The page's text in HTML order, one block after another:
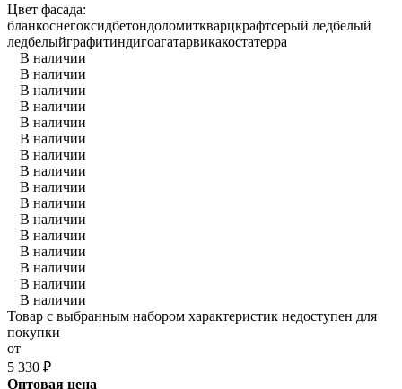
Цвет фасада:
бланкоснегоксидбетондоломиткварцкрафтсерый ледбелый
ледбелыйграфитиндигоагатарвикакостатерра
В наличии
В наличии
В наличии
В наличии
В наличии
В наличии
В наличии
В наличии
В наличии
В наличии
В наличии
В наличии
В наличии
В наличии
В наличии
В наличии
Товар с выбранным набором характеристик недоступен для
покупки
от
5 330 ₽
Оптовая цена